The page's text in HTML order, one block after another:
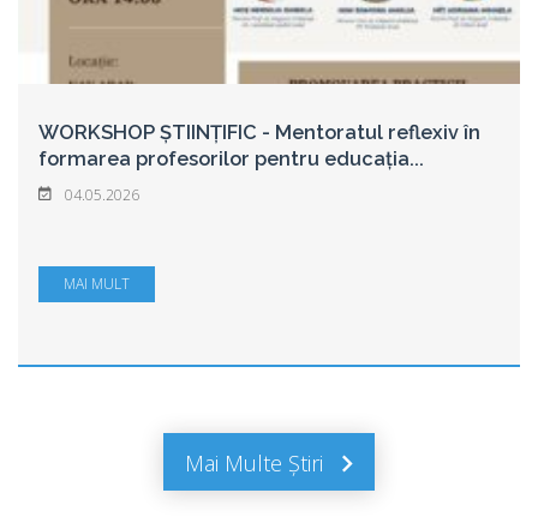
WORKSHOP ȘTIINȚIFIC - Mentoratul reflexiv în
formarea profesorilor pentru educația...
04.05.2026
MAI MULT
Mai Multe Știri